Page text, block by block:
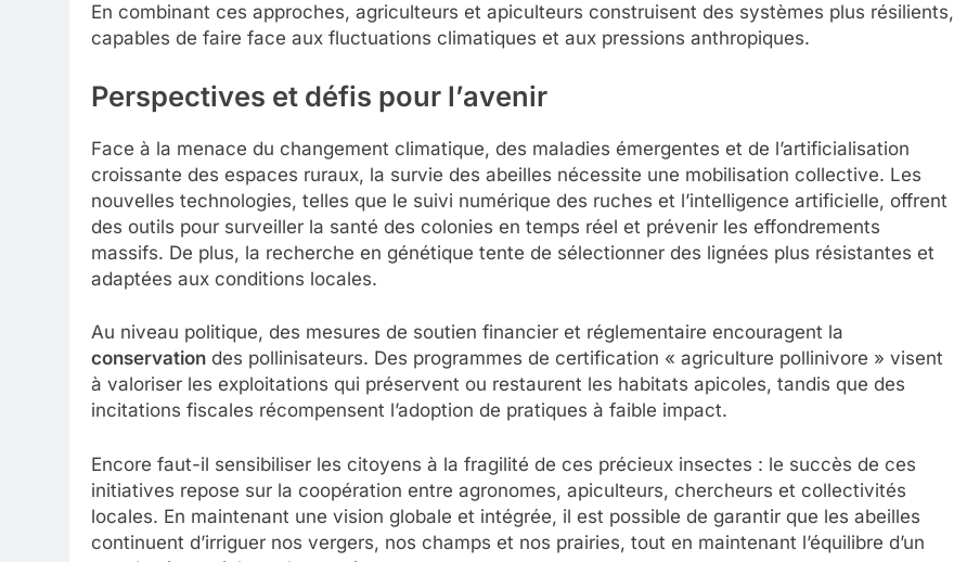
En combinant ces approches, agriculteurs et apiculteurs construisent des systèmes plus résilients,
capables de faire face aux fluctuations climatiques et aux pressions anthropiques.
Perspectives et défis pour l’avenir
Face à la menace du changement climatique, des maladies émergentes et de l’artificialisation
croissante des espaces ruraux, la survie des abeilles nécessite une mobilisation collective. Les
nouvelles technologies, telles que le suivi numérique des ruches et l’intelligence artificielle, offrent
des outils pour surveiller la santé des colonies en temps réel et prévenir les effondrements
massifs. De plus, la recherche en génétique tente de sélectionner des lignées plus résistantes et
adaptées aux conditions locales.
Au niveau politique, des mesures de soutien financier et réglementaire encouragent la
conservation des pollinisateurs. Des programmes de certification « agriculture pollinivore » visent
à valoriser les exploitations qui préservent ou restaurent les habitats apicoles, tandis que des
incitations fiscales récompensent l’adoption de pratiques à faible impact.
Encore faut-il sensibiliser les citoyens à la fragilité de ces précieux insectes : le succès de ces
initiatives repose sur la coopération entre agronomes, apiculteurs, chercheurs et collectivités
locales. En maintenant une vision globale et intégrée, il est possible de garantir que les abeilles
continuent d’irriguer nos vergers, nos champs et nos prairies, tout en maintenant l’équilibre d’un